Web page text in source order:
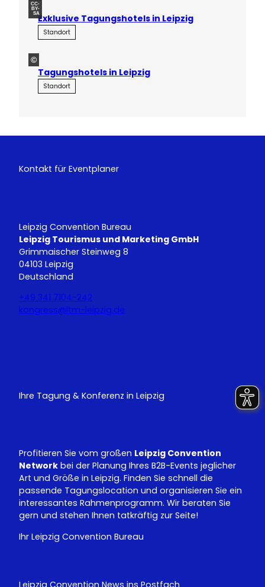
CC-
BY-
SAExklusive Tagungshotels in Leipzig
Standort
©
Tagungshotels in Leipzig
Standort
Kontakt für Eventplaner
Leipzig Convention Bureau
Leipzig Tourismus und Marketing GmbH
Grimmaischer Steinweg 8
04103 Leipzig
Deutschland
+49 341 7104-242
kongress@ltm-leipzig.de
u
b
d
Ihre Tagung & Konferenz in Leipzig
Profitieren Sie vom großen Leipzig Convention
Network bei der Planung Ihres B2B-Events jeglicher
Art und Größe in Leipzig. Finden Sie schnell die
passende Tagungslocation und organisieren Sie ein
interessantes Rahmenprogramm. Wir beraten Sie
gern und stehen Ihnen tatkräftig zur Seite!
Ihr Leipzig Convention Bureau
Leipzig Convention News ins Postfach